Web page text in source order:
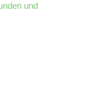
und